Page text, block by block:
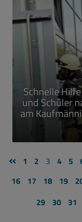
Schnelle
und Schüler
am
« 1 2 3 4 5
16
17 18 19
29
30 31